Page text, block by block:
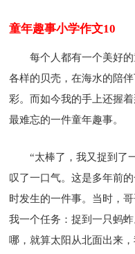
童年趣事小学作文10
每个人都有一个美好
各样的贝壳，在海水的陪
彩。而如今我的手上还握
最难忘的一件童年趣事。
“太棒了，我又捉到了
叹了一口气。这是多年前
时发生的一件事。当时，
我一个任务：捉到一只蚂
哪，就算太阳从北面出来